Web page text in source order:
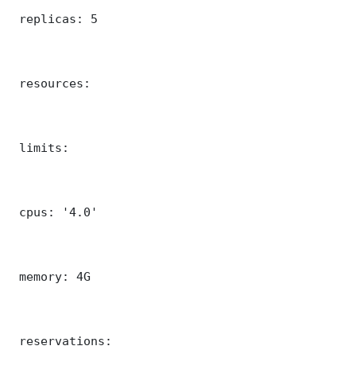
replicas: 5
resources:
limits:
cpus: '4.0'
memory: 4G
reservations: